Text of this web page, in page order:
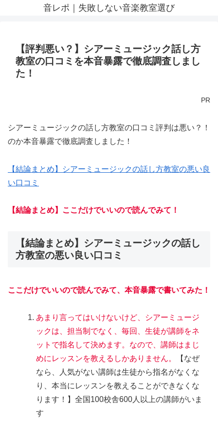
音レポ｜失敗しない音楽教室選び
【評判悪い？】シアーミュージック話し方
教室の口コミを本音暴露で徹底調査しまし
た！
PR
シアーミュージックの話し方教室の口コミ評判は悪い？！
のか本音暴露で徹底調査しました！
【結論まとめ】シアーミュージックの話し方教室の悪い良
い口コミ
【結論まとめ】ここだけでいいので読んでみて！
【結論まとめ】シアーミュージックの話し
方教室の悪い良い口コミ
ここだけでいいので読んでみて、本音暴露で書いてみた！
あまり言ってはいけないけど、シアーミュージ
ックは、担当制でなく、毎回、生徒が講師をネ
ットで指名して決めます。なので、講師はまじ
めにレッスンを教えるしかありません。
【なぜ
なら、人気がない講師は生徒から指名がなくな
り、本当にレッスンを教えることができなくな
ります！】全国100校舎600人以上の講師がいま
す